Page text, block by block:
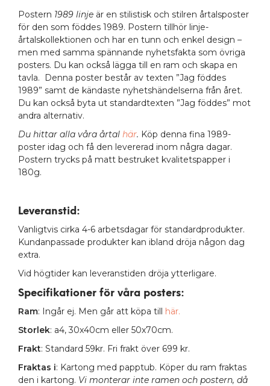
Postern 1989 linje är en stilistisk och stilren årtalsposter
för den som föddes 1989. Postern tillhör linje-
årtalskollektionen och har en tunn och enkel design –
men med samma spännande nyhetsfakta som övriga
posters. Du kan också lägga till en ram och skapa en
tavla. Denna poster består av texten ”Jag föddes
1989” samt de kändaste nyhetshändelserna från året.
Du kan också byta ut standardtexten ”Jag föddes” mot
andra alternativ.
Du hittar alla våra årtal här. Köp denna fina 1989-
poster idag och få den levererad inom några dagar.
Postern trycks på matt bestruket kvalitetspapper i
180g.
Leveranstid:
Vanligtvis cirka 4-6 arbetsdagar för standardprodukter.
Kundanpassade produkter kan ibland dröja någon dag
extra.
Vid högtider kan leveranstiden dröja ytterligare.
Specifikationer för våra posters:
Ram: Ingår ej. Men går att köpa till här.
Storlek: a4, 30x40cm eller 50x70cm.
Frakt: Standard 59kr. Fri frakt över 699 kr.
Fraktas i: Kartong med papptub. Köper du ram fraktas
den i kartong. Vi monterar inte ramen och postern, då